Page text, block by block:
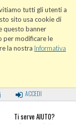
tutti gli utenti a
sito usa cookie di
questo banner
per modificare le
la nostra Informativa
ACCEDI
Ti serve AIUTO?